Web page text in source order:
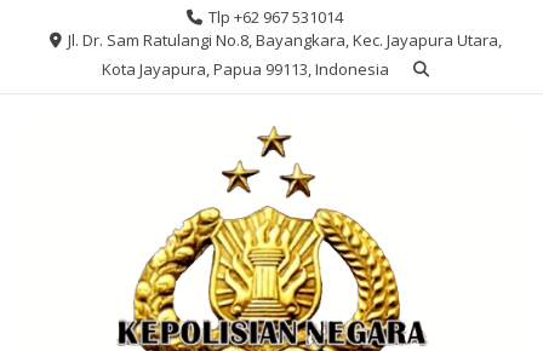
Tlp +62 967 531014
Jl. Dr. Sam Ratulangi No.8, Bayangkara, Kec. Jayapura Utara,
Kota Jayapura, Papua 99113, Indonesia